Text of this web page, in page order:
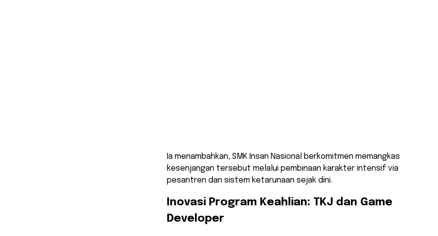
​Ia menambahkan, SMK Insan Nasional berkomitmen memangkas
kesenjangan tersebut melalui pembinaan karakter intensif via
pesantren dan sistem ketarunaan sejak dini.
​Inovasi Program Keahlian: TKJ dan Game
Developer